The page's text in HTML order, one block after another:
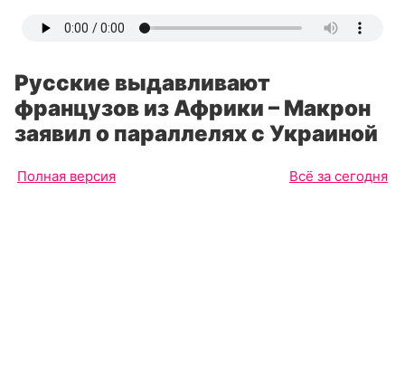
Русские выдавливают
французов из Африки – Макрон
заявил о параллелях с Украиной
Полная версия Всё за сегодня